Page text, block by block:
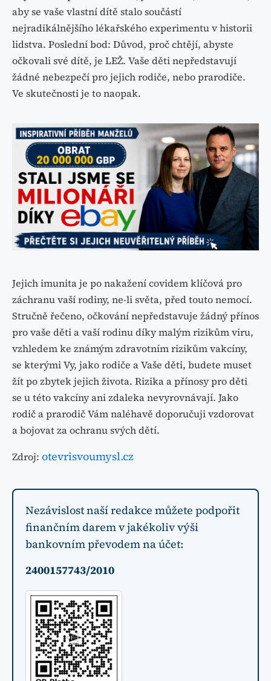
aby se vaše vlastní dítě stalo součástí
nejradikálnějšího lékařského experimentu v historii
lidstva. Poslední bod: Důvod, proč chtějí, abyste
očkovali své dítě, je LEŽ. Vaše děti nepředstavují
žádné nebezpečí pro jejich rodiče, nebo prarodiče.
Ve skutečnosti je to naopak.
Jejich imunita je po nakažení covidem klíčová pro
záchranu vaší rodiny, ne-li světa, před touto nemocí.
Stručně řečeno, očkování nepředstavuje žádný přínos
pro vaše děti a vaší rodinu díky malým rizikům viru,
vzhledem ke známým zdravotním rizikům vakcíny,
se kterými Vy, jako rodiče a Vaše děti, budete muset
žít po zbytek jejich života. Rizika a přínosy pro děti
se u této vakcíny ani zdaleka nevyrovnávají. Jako
rodič a prarodič Vám naléhavě doporučuji vzdorovat
a bojovat za ochranu svých dětí.
Zdroj: otevrisvoumysl.cz
Nezávislost naší redakce můžete podpořit
finančním darem v jakékoliv výši
bankovním převodem na účet:
2400157743/2010